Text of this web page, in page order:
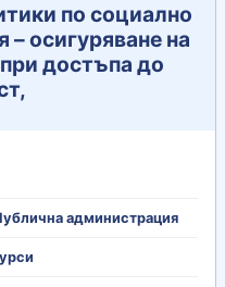
по социално
осигуряване на
достъпа до
администрация